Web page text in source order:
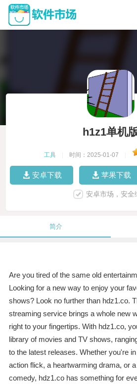
h1z1单机
工具 时间：2025-01-07
安卓下载 苹果下载
安卓市场，安全
简介
Are you tired of the same old
Looking for a new way to enjoy your
shows? Look no further than hdz1.co.
streaming service brings a whole new
right to your fingertips. With hdz1.co,
library of movies and TV shows,
to the latest releases. Whether you're
action flick, a heartwarming drama, or
comedy, hdz1.co has something for